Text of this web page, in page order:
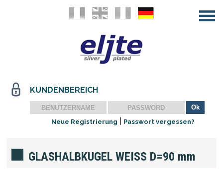
KUNDENBEREICH
Neue Registrierung Passwort vergessen?
GLASHALBKUGEL WEISS D=90 mm